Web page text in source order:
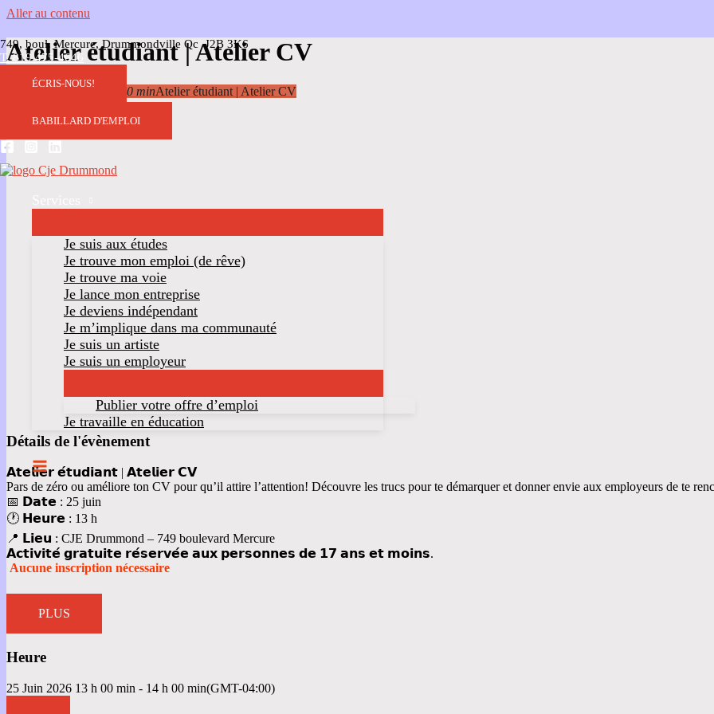
Aller au contenu
749, boul. Mercure, Drummondville Qc J2B 3K6
T. 819 475-4646
ÉCRIS-NOUS!
BABILLARD D'EMPLOI
Je suis aux études
Je trouve mon emploi (de rêve)
Je trouve ma voie
Je lance mon entreprise
Je deviens indépendant
Je m’implique dans ma communauté
Je suis un artiste
Je suis un employeur
Publier votre offre d’emploi
Je travaille en éducation
Atelier étudiant | Atelier CV
Jui13 h 00 min 14 h 00 minAtelier étudiant | Atelier CV
Détails de l'évènement
𝗔𝘁𝗲𝗹𝗶𝗲𝗿 𝗲́𝘁𝘂𝗱𝗶𝗮𝗻𝘁 | 𝗔𝘁𝗲𝗹𝗶𝗲𝗿 𝗖𝗩
Pars de zéro ou améliore ton CV pour qu’il attire l’attention! Découvre les trucs pour te démarquer et donner envie aux employeurs de te
📅 𝗗𝗮𝘁𝗲 : 25 juin
🕐 𝗛𝗲𝘂𝗿𝗲 : 13 h
📍 𝗟𝗶𝗲𝘂 : CJE Drummond – 749 boulevard Mercure
𝗔𝗰𝘁𝗶𝘃𝗶𝘁𝗲́ 𝗴𝗿𝗮𝘁𝘂𝗶𝘁𝗲 𝗿𝗲́𝘀𝗲𝗿𝘃𝗲́𝗲 𝗮𝘂𝘅 𝗽𝗲𝗿𝘀𝗼𝗻𝗻𝗲𝘀 𝗱𝗲 𝟭𝟳 𝗮𝗻𝘀 𝗲𝘁 𝗺𝗼𝗶𝗻𝘀.
Aucune inscription nécessaire
PLUS
Heure
25 Juin 2026 13 h 00 min - 14 h 00 min(GMT-04:00)